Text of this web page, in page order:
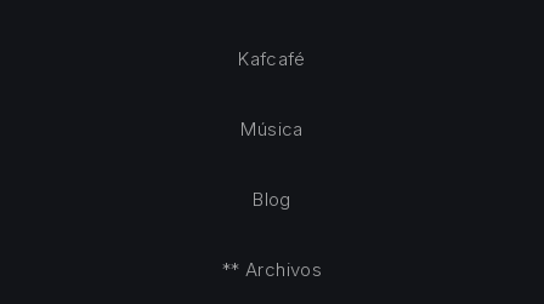
Kafcafé
Música
Blog
** Archivos